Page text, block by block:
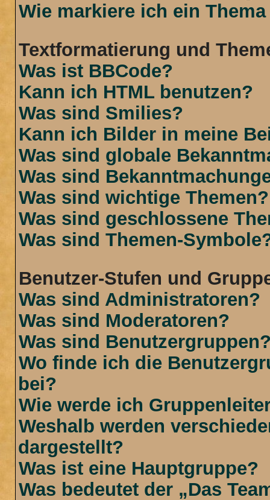
Wie markiere ich ein
Textformatierung und
Was ist BBCode?
Kann ich HTML benutzen?
Was sind Smilies?
Kann ich Bilder in meine
Was sind globale
Was sind
Was sind wichtige Themen?
Was sind geschlossene
Was sind Themen-
Benutzer-Stufen und
Was sind Administratoren?
Was sind Moderatoren?
Was sind
Wo finde ich die
bei?
Wie werde ich
Weshalb werden
dargestellt?
Was ist eine Hauptgruppe?
Was bedeutet der „Das